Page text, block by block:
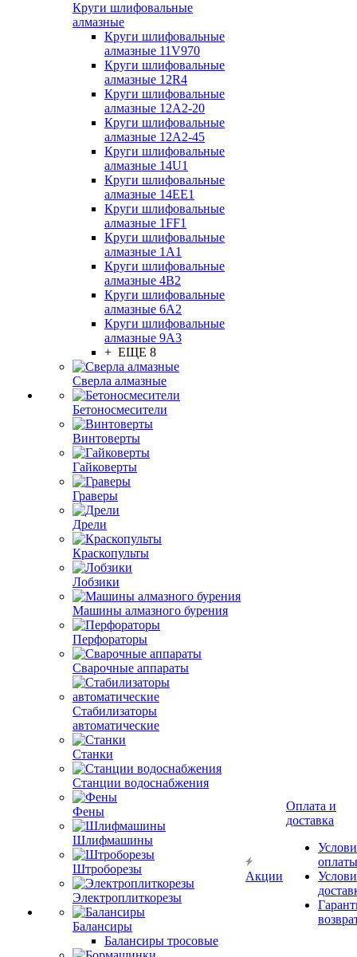
Круги шлифовальные
алмазные
Круги шлифовальные
алмазные 11V970
Круги шлифовальные
алмазные 12R4
Круги шлифовальные
алмазные 12А2-20
Круги шлифовальные
алмазные 12А2-45
Круги шлифовальные
алмазные 14U1
Круги шлифовальные
алмазные 14ЕЕ1
Круги шлифовальные
алмазные 1FF1
Круги шлифовальные
алмазные 1А1
Круги шлифовальные
алмазные 4В2
Круги шлифовальные
алмазные 6A2
Круги шлифовальные
алмазные 9А3
+ ЕЩЕ 8
Сверла алмазные
Бетоносмесители
Винтоверты
Гайковерты
Граверы
Дрели
Краскопульты
Лобзики
Машины алмазного бурения
Перфораторы
Сварочные аппараты
Стабилизаторы
автоматические
Станки
Станции водоснабжения
Фены
Шлифмашины
Штроборезы
Электроплиткорезы
Балансиры
Балансиры тросовые
Акции
Оплата и
доставка
оплаты